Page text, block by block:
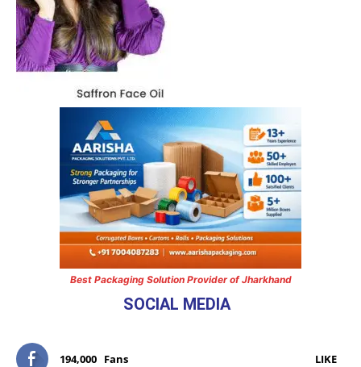
Best Packaging Solution Provider of Jharkhand
SOCIAL MEDIA
194,000 Fans LIKE